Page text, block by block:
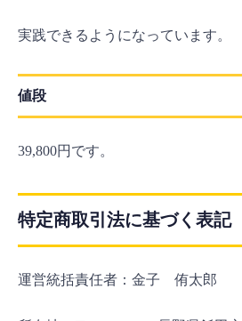
実践できるようになっています。
値段
39,800円です。
特定商取引法に基づく表記
運営統括責任者：金子 侑太郎